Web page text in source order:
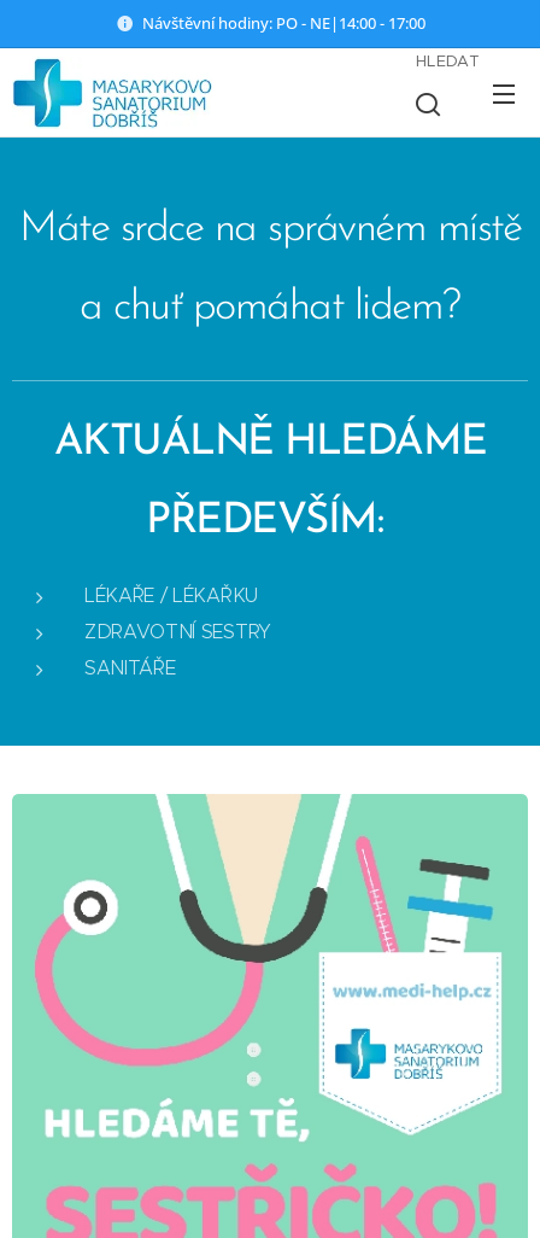
Návštěvní hodiny: PO - NE|14:00 - 17:00
HLEDAT
Máte srdce na správném místě
a chuť pomáhat lidem?
AKTUÁLNĚ HLEDÁME
PŘEDEVŠÍM:
LÉKAŘE / LÉKAŘKU
ZDRAVOTNÍ SESTRY
SANITÁŘE